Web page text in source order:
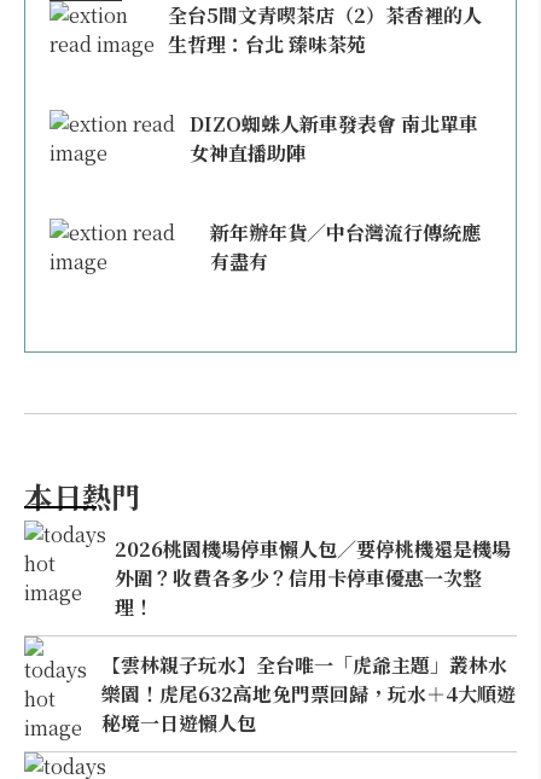
全台5間文青喫茶店（2）茶香裡的人
生哲理：台北 臻味茶苑
DIZO蜘蛛人新車發表會 南北單車
女神直播助陣
新年辦年貨／中台灣流行傳統應
有盡有
本日熱門
2026桃園機場停車懶人包／要停桃機還是機場
外圍？收費各多少？信用卡停車優惠一次整
理！
【雲林親子玩水】全台唯一「虎爺主題」叢林水
樂園！虎尾632高地免門票回歸，玩水＋4大順遊
秘境一日遊懶人包